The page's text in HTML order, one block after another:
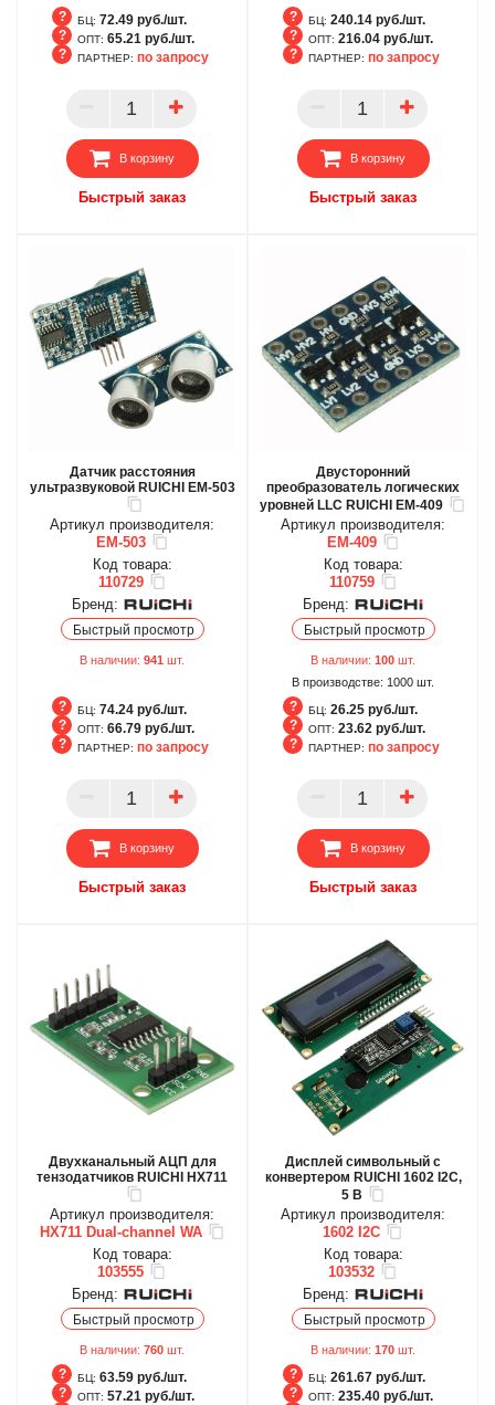
БЦ: 72.49 руб./шт.
ОПТ: 65.21 руб./шт.
ПАРТНЕР
ПАРТНЕР: по запросу
В корзину
Быстрый заказ
БЦ: 240.14 руб./шт.
ОПТ: 216.04 руб./шт.
ПАРТНЕР
ПАРТНЕР: по запросу
В корзину
Быстрый заказ
Датчик расстояния
ультразвуковой RUICHI EM-503
Артикул производителя:
EM-503
Код товара:
110729
Бренд:
Быстрый просмотр
В наличии: 941 шт.
БЦ: 74.24 руб./шт.
ОПТ: 66.79 руб./шт.
ПАРТНЕР
ПАРТНЕР: по запросу
В корзину
Быстрый заказ
Двусторонний
преобразователь логических
уровней LLC RUICHI EM-409
Артикул производителя:
EM-409
Код товара:
110759
Бренд:
Быстрый просмотр
В наличии: 100 шт.
В производстве: 1000 шт.
БЦ: 26.25 руб./шт.
ОПТ: 23.62 руб./шт.
ПАРТНЕР
ПАРТНЕР: по запросу
В корзину
Быстрый заказ
Двухканальный АЦП для
тензодатчиков RUICHI HX711
Артикул производителя:
HX711 Dual-channel WA
Код товара:
103555
Бренд:
Быстрый просмотр
В наличии: 760 шт.
БЦ: 63.59 руб./шт.
ОПТ: 57.21 руб./шт.
Дисплей символьный с
конвертером RUICHI 1602 I2C,
5 В
Артикул производителя:
1602 I2C
Код товара:
103532
Бренд:
Быстрый просмотр
В наличии: 170 шт.
БЦ: 261.67 руб./шт.
ОПТ: 235.40 руб./шт.